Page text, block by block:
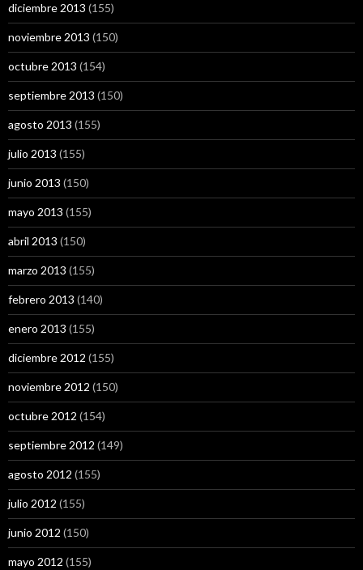
diciembre 2013 (155)
noviembre 2013 (150)
octubre 2013 (154)
septiembre 2013 (150)
agosto 2013 (155)
julio 2013 (155)
junio 2013 (150)
mayo 2013 (155)
abril 2013 (150)
marzo 2013 (155)
febrero 2013 (140)
enero 2013 (155)
diciembre 2012 (155)
noviembre 2012 (150)
octubre 2012 (154)
septiembre 2012 (149)
agosto 2012 (155)
julio 2012 (155)
junio 2012 (150)
mayo 2012 (155)